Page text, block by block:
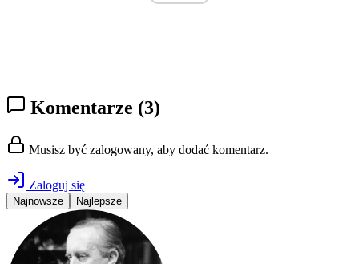
Komentarze (3)
Musisz być zalogowany, aby dodać komentarz.
Zaloguj się
Najnowsze Najlepsze